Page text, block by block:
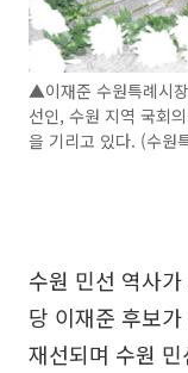
▲이재준 수원특례시
선인, 수원 지역 국회
을 기리고 있다. (수원
수원 민선 역사
당 이재준 후보
재선되며 수원